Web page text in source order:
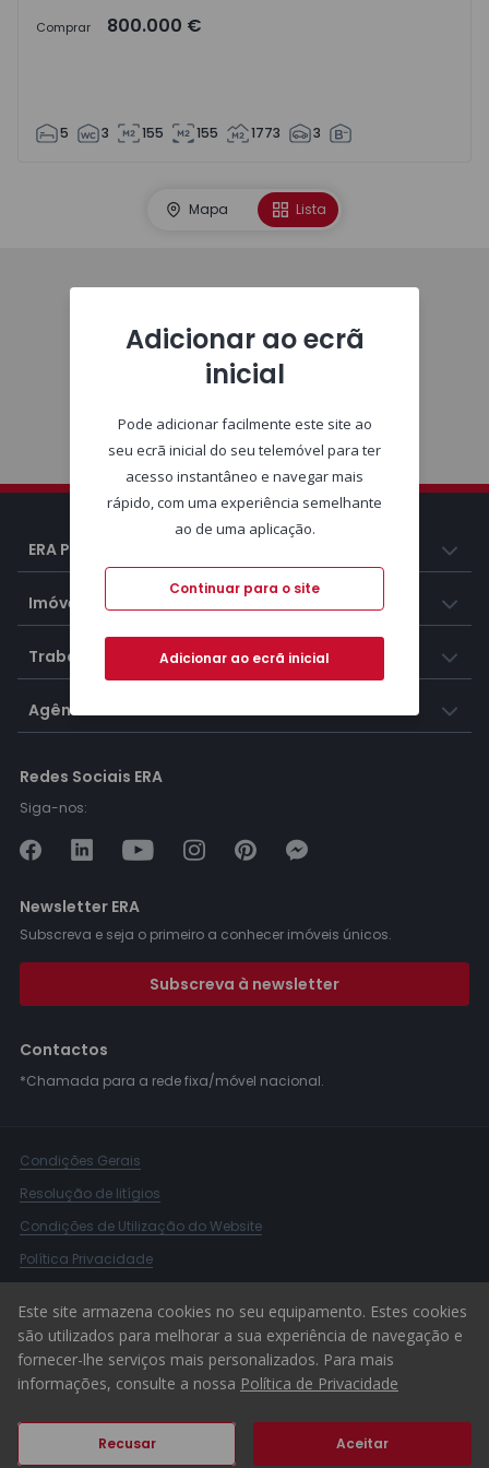
Comprar 800.000 €
5 3 155 155 1773 3
Mapa Lista
ERA Portugal
Imóveis
Trabalhar na ERA
Agências ERA
Redes Sociais ERA
Siga-nos:
Newsletter ERA
Subscreva e seja o primeiro a conhecer imóveis únicos.
Subscreva à newsletter
Contactos
*Chamada para a rede fixa/móvel nacional.
Condições Gerais
Resolução de litígios
Condições de Utilização do Website
Política Privacidade
© 2026 ERA Portugal
Este site armazena cookies no seu equipamento. Estes cookies
são utilizados para melhorar a sua experiência de navegação e
fornecer-lhe serviços mais personalizados. Para mais
informações, consulte a nossa Política de Privacidade
Recusar Aceitar
Adicionar ao ecrã
inicial
Pode adicionar facilmente este site ao
seu ecrã inicial do seu telemóvel para ter
acesso instantâneo e navegar mais
rápido, com uma experiência semelhante
ao de uma aplicação.
Continuar para o site
Adicionar ao ecrã inicial